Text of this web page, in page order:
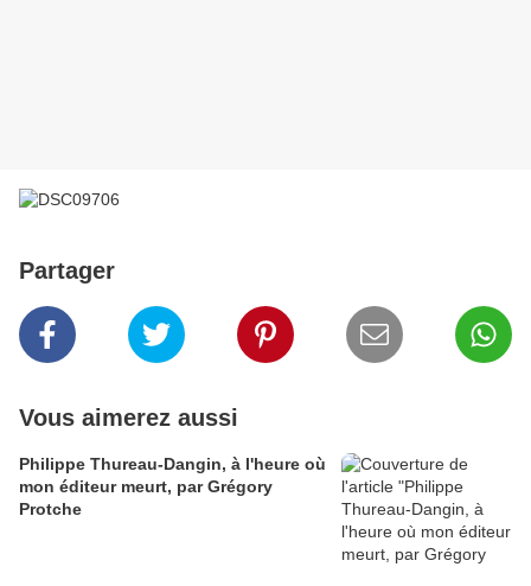
Partager
Vous aimerez aussi
Philippe Thureau-Dangin, à l'heure où
mon éditeur meurt, par Grégory
Protche